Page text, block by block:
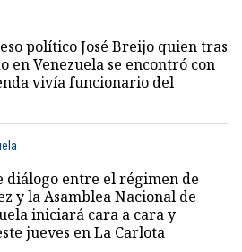
político José Breijo quien tras
en Venezuela se encontró con
vivía funcionario del
diálogo entre el régimen de
y la Asamblea Nacional de
iniciará cara a cara y
jueves en La Carlota